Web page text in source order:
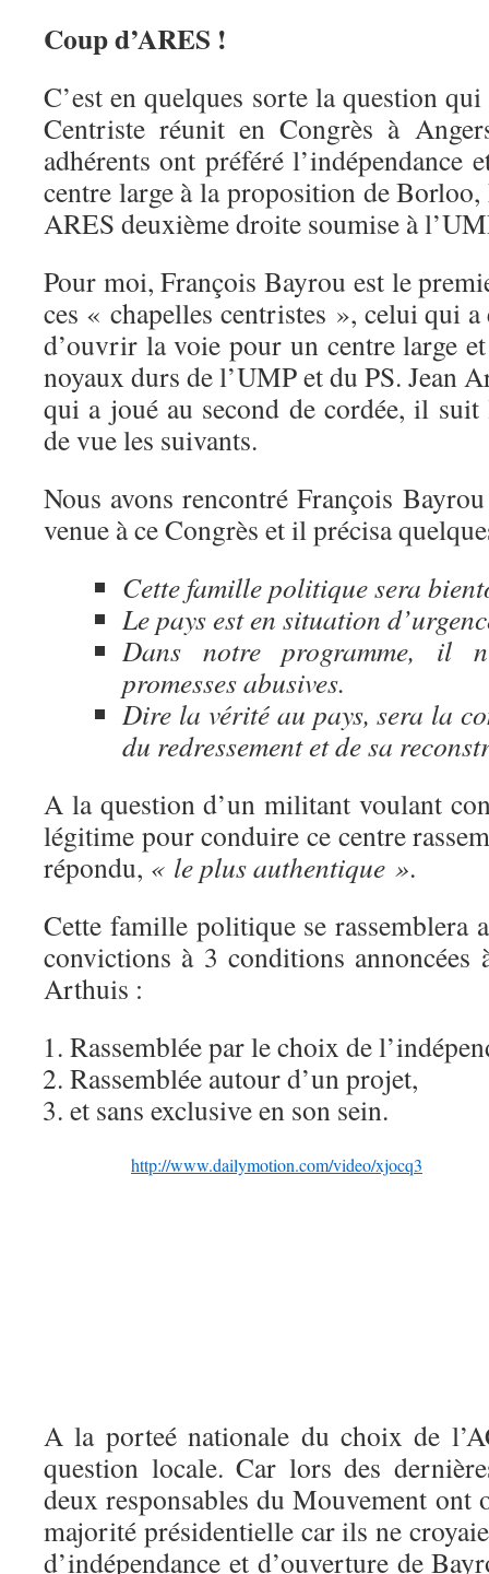
Coup d’ARES !
C’est en quelques sorte la question
Centriste réunit en Congrès à
adhérents ont préféré l’indépendance
centre large à la proposition de
ARES deuxième droite soumise à
Pour moi, François Bayrou est le
ces « chapelles centristes », celui qui a
d’ouvrir la voie pour un centre large
noyaux durs de l’UMP et du PS. Jean
qui a joué au second de cordée, il
de vue les suivants.
Nous avons rencontré François
venue à ce Congrès et il précisa
Cette famille politique sera
Le pays est en situation
Dans notre programme, il
promesses abusives.
Dire la vérité au pays, sera la
du redressement et de sa
A la question d’un militant voulant
légitime pour conduire ce centre
répondu, « le plus authentique ».
Cette famille politique se rassemblera
convictions à 3 conditions
Arthuis :
Rassemblée par le choix de
Rassemblée autour d’un projet,
et sans exclusive en son sein.
http://www.dailymotion.com/video/xjocq3
A la porteé nationale du choix de
question locale. Car lors des
deux responsables du Mouvement ont
majorité présidentielle car ils ne
d’indépendance et d’ouverture de